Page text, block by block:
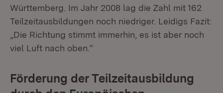
Württemberg. Im Jahr 2008 lag die Zahl mit 162
Teilzeitausbildungen noch niedriger. Leidigs Fazit:
„Die Richtung stimmt immerhin, es ist aber noch
viel Luft nach oben.“
Förderung der Teilzeitausbildung